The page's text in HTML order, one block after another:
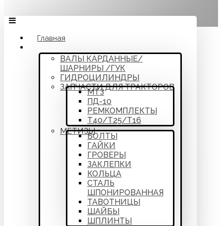
Главная
ВАЛЫ КАРДАННЫЕ/
ШАРНИРЫ /ГУК
ГИДРОЦИЛИНДРЫ
ЗАПЧАСТИ ДЛЯ ТРАКТОРОВ
МТЗ
ПД-10
РЕМКОМПЛЕКТЫ
Т40/Т25/Т16
МЕТИЗЫ
БОЛТЫ
ГАЙКИ
ГРОВЕРЫ
ЗАКЛЕПКИ
КОЛЬЦА
СТАЛЬ
ШПОНИРОВАННАЯ
ТАВОТНИЦЫ
ШАЙБЫ
ШПЛИНТЫ